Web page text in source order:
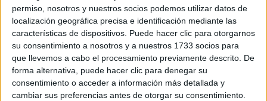
permiso, nosotros y nuestros socios podemos utilizar datos de
localización geográfica precisa e identificación mediante las
características de dispositivos. Puede hacer clic para otorgarnos
su consentimiento a nosotros y a nuestros 1733 socios para
que llevemos a cabo el procesamiento previamente descrito. De
forma alternativa, puede hacer clic para denegar su
consentimiento o acceder a información más detallada y
cambiar sus preferencias antes de otorgar su consentimiento.
Inicio
Etiquetas: Hablar x Hablar